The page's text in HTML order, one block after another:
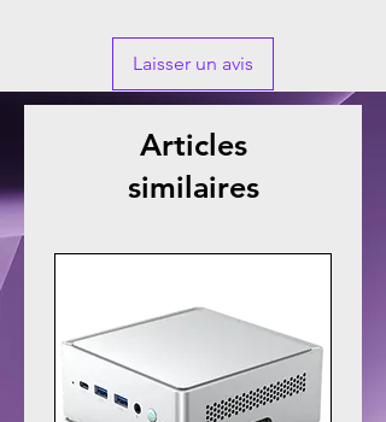
Laisser un avis
Articles
similaires